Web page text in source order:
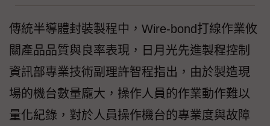
傳統半導體封裝製程中，Wire-bond打線作業攸
關產品品質與良率表現，日月光先進製程控制
資訊部專業技術副理許智程指出，由於製造現
場的機台數量龐大，操作人員的作業動作難以
量化紀錄，對於人員操作機台的專業度與故障